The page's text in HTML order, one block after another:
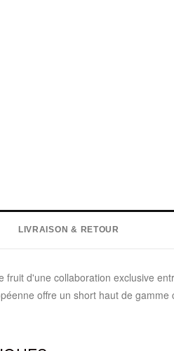
LIVRAISON & RETOUR
fruit d'une collaboration exclusive
offre un short haut de